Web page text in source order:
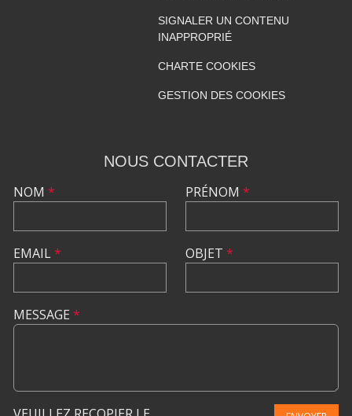
SIGNALER UN CONTENU
INAPPROPRIÉ
CHARTE COOKIES
GESTION DES COOKIES
NOUS CONTACTER
NOM *
EMAIL*
PRÉNOM *
OBJET *
MESSAGE *